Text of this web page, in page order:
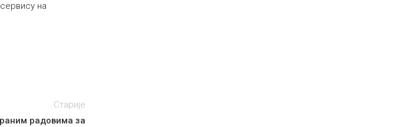
на
Старије
радовима за